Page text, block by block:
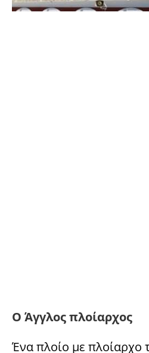
Ο Άγγλος πλοίαρχος
Ένα πλοίο με πλοίαρχο